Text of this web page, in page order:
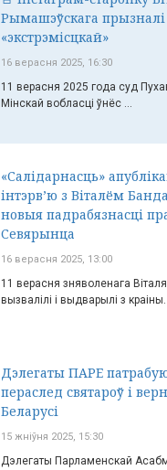
Рымашэўскага прызналі
«экстрэмісцкай»
16 верасня 2025, 16:30
11 верасня 2025 года суд
Мінскай вобласці ўнёс ...
«Салідарнасць»
інтэрв’ю з Віталём
новыя падрабязнасці
Севярынца
16 верасня 2025, 13:00
11 верасня зняволенага
вызвалілі і выдварылі з краіны.
Дэлегаты ПАРЕ
пераслед святароў і
Беларусі
15 жніўня 2025, 15:30
Дэлегаты Парламенскай